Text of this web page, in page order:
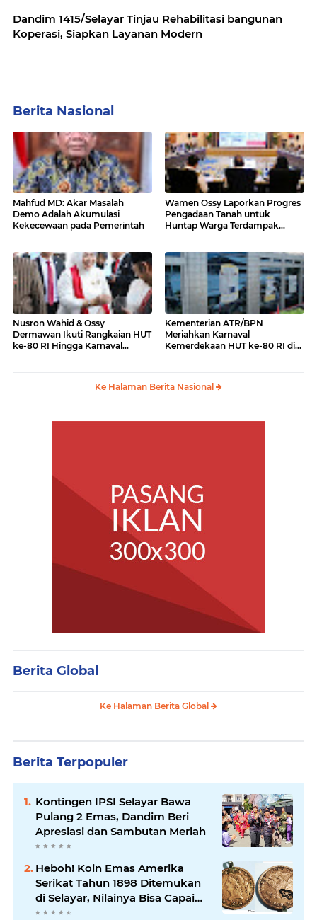
Dandim 1415/Selayar Tinjau Rehabilitasi bangunan
Koperasi, Siapkan Layanan Modern
Berita Nasional
Mahfud MD: Akar Masalah
Demo Adalah Akumulasi
Kekecewaan pada Pemerintah
Wamen Ossy Laporkan Progres
Pengadaan Tanah untuk
Huntap Warga Terdampak
Nusron Wahid & Ossy
Dermawan Ikuti Rangkaian HUT
ke-80 RI Hingga Karnaval
Kementerian ATR/BPN
Meriahkan Karnaval
Kemerdekaan HUT ke-80 RI di
Ke Halaman Berita Nasional
Berita Global
Ke Halaman Berita Global
Berita Terpopuler
Kontingen IPSI Selayar Bawa
Pulang 2 Emas, Dandim Beri
Apresiasi dan Sambutan Meriah
Heboh! Koin Emas Amerika
Serikat Tahun 1898 Ditemukan
di Selayar, Nilainya Bisa Capai
Rp873 Juta